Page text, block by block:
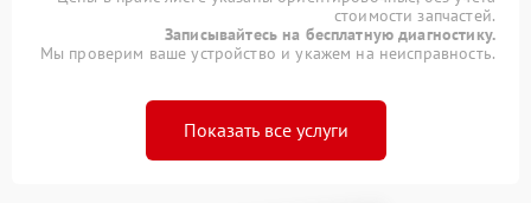
стоимости запчастей.
Записывайтесь на бесплатную диагностику.
Мы проверим ваше устройство и укажем на неисправность.
Показать все услуги